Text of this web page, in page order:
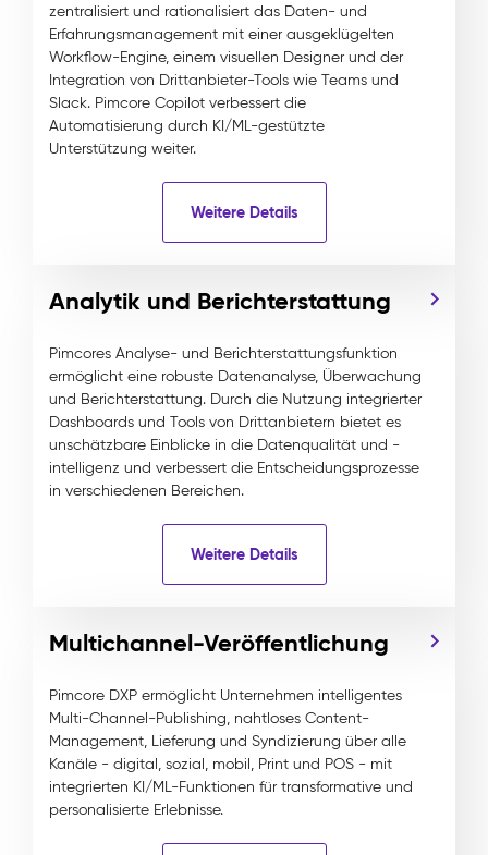
zentralisiert und rationalisiert das Daten- und
Erfahrungsmanagement mit einer ausgeklügelten
Workflow-Engine, einem visuellen Designer und der
Integration von Drittanbieter-Tools wie Teams und
Slack. Pimcore Copilot verbessert die
Automatisierung durch KI/ML-gestützte
Unterstützung weiter.
Weitere Details
Analytik und Berichterstattung
Pimcores Analyse- und Berichterstattungsfunktion
ermöglicht eine robuste Datenanalyse, Überwachung
und Berichterstattung. Durch die Nutzung integrierter
Dashboards und Tools von Drittanbietern bietet es
unschätzbare Einblicke in die Datenqualität und -
intelligenz und verbessert die Entscheidungsprozesse
in verschiedenen Bereichen.
Weitere Details
Multichannel-Veröffentlichung
Pimcore DXP ermöglicht Unternehmen intelligentes
Multi-Channel-Publishing, nahtloses Content-
Management, Lieferung und Syndizierung über alle
Kanäle - digital, sozial, mobil, Print und POS - mit
integrierten KI/ML-Funktionen für transformative und
personalisierte Erlebnisse.